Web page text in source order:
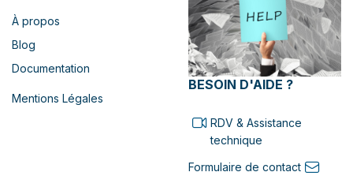
À propos
Blog
Documentation
Mentions Légales
BESOIN D'AIDE ?
RDV & Assistance
technique
Formulaire de contact